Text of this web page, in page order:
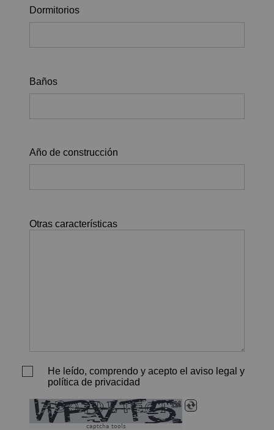
Dormitorios
Baños
Año de construcción
Otras características
He leído, comprendo y acepto el aviso legal y
política de privacidad
captcha tools